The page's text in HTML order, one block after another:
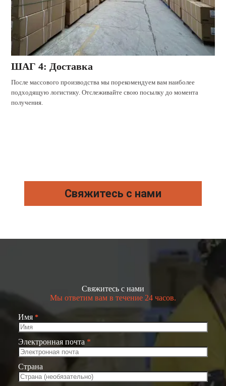
ШАГ 4: Доставка
После массового производства мы порекомендуем вам наиболее
подходящую логистику. Отслеживайте свою посылку до момента
получения.
Свяжитесь с нами
Свяжитесь с нами
Мы ответим вам в течение 24 часов.
Имя *
Электронная почта *
Страна